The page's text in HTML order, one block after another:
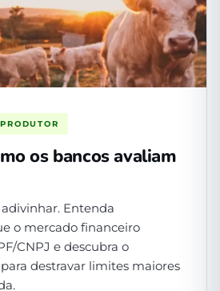
os bancos avaliam
Entenda
o mercado financeiro
CNPJ e descubra o
destravar limites maiores